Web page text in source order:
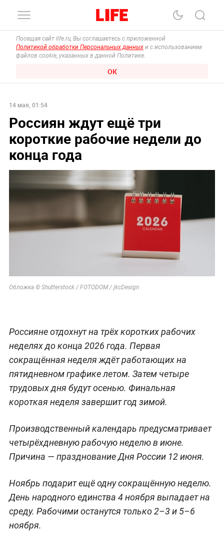
Посещая сайт life.ru, Вы соглашаетесь с приложенной
Политикой обработки Персональных данных и с использованием
файлов cookie, указанных в данной Политике.
ОК
14 мая, 01:54
Россиян ждут ещё три
короткие рабочие недели до
конца года
Обложка © Shutterstock / FOTODOM / jkcDesign
Россияне отдохнут на трёх коротких рабочих
неделях до конца 2026 года. Первая
сокращённая неделя ждёт работающих на
пятидневном графике летом. Затем четыре
трудовых дня будут осенью. Финальная
короткая неделя завершит год зимой.
Производственный календарь предусматривает
четырёхдневную рабочую неделю в июне.
Причина — празднование Дня России 12 июня.
Ноябрь подарит ещё одну сокращённую неделю.
День народного единства 4 ноября выпадает на
среду. Рабочими останутся только 2–3 и 5–6
ноября.